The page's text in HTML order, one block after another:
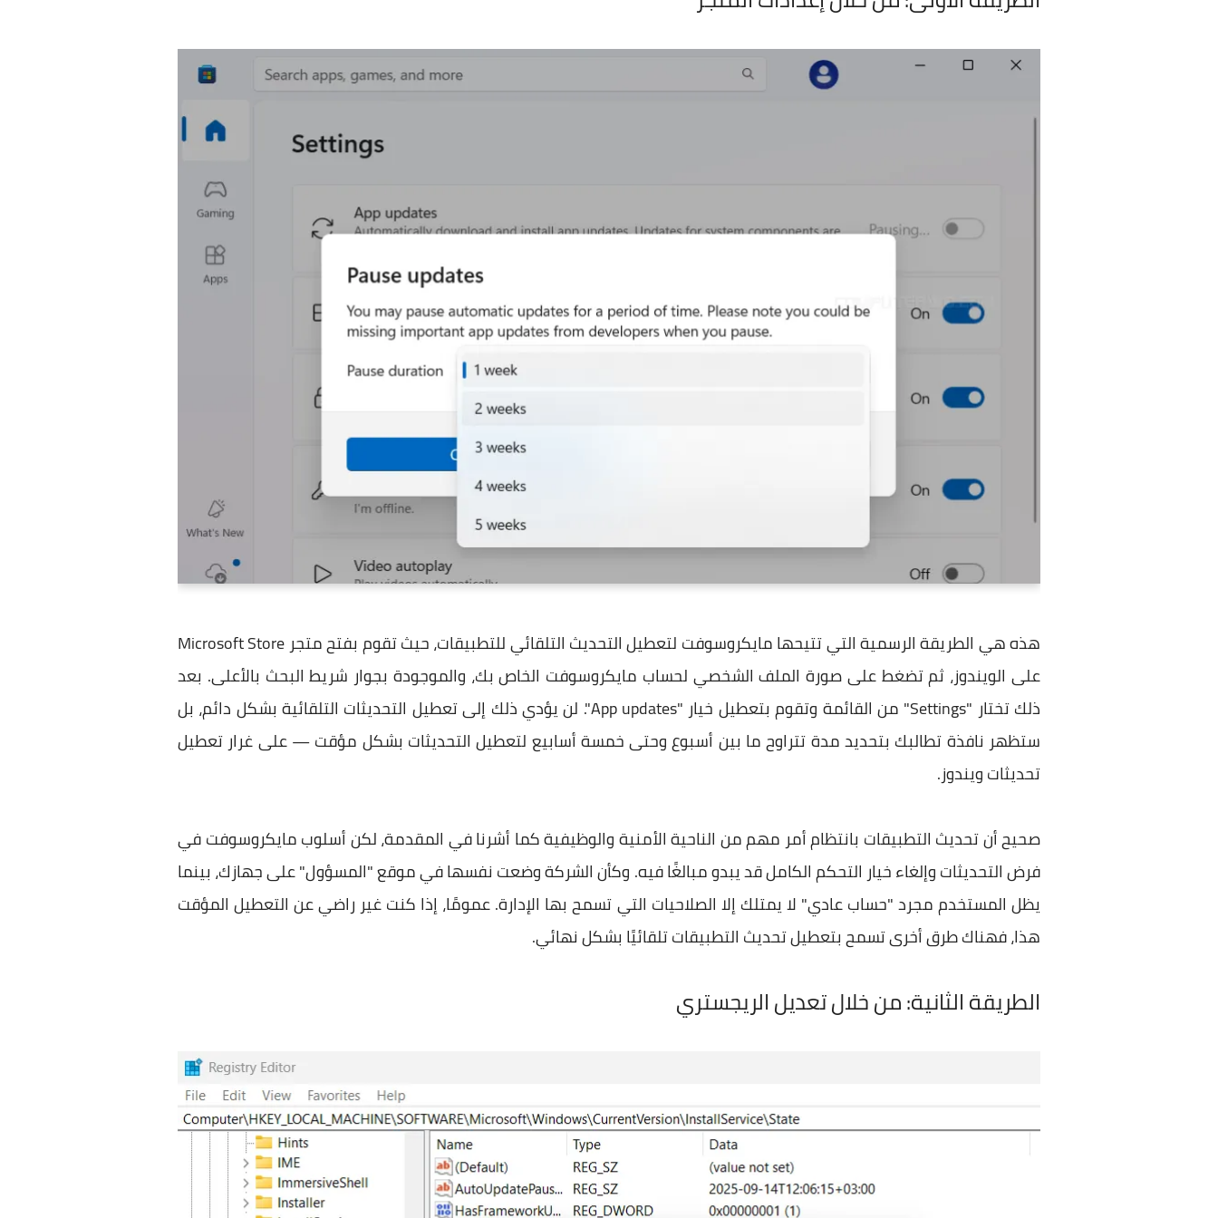
هذه هي الطريقة الرسمية التي تتيحها مايكروسوفت لتعطيل التحديث التلقائي للتطبيقات، حيث تقوم بفتح متجر Microsoft Store
على الويندوز، ثم تضغط على صورة الملف الشخصي لحساب مايكروسوفت الخاص بك، والموجودة بجوار شريط البحث بالأعلى. بعد
ذلك تختار "Settings" من القائمة وتقوم بتعطيل خيار "App updates". لن يؤدي ذلك إلى تعطيل التحديثات التلقائية بشكل دائم، بل
ستظهر نافذة تطالبك بتحديد مدة تتراوح ما بين أسبوع وحتى خمسة أسابيع لتعطيل التحديثات بشكل مؤقت — على غرار تعطيل
تحديثات ويندوز.
صحيح أن تحديث التطبيقات بانتظام أمر مهم من الناحية الأمنية والوظيفية كما أشرنا في المقدمة، لكن أسلوب مايكروسوفت في
فرض التحديثات وإلغاء خيار التحكم الكامل قد يبدو مبالغًا فيه. وكأن الشركة وضعت نفسها في موقع "المسؤول" على جهازك، بينما
يظل المستخدم مجرد "حساب عادي" لا يمتلك إلا الصلاحيات التي تسمح بها الإدارة. عمومًا، إذا كنت غير راضي عن التعطيل المؤقت
هذا، فهناك طرق أخرى تسمح بتعطيل تحديث التطبيقات تلقائيًا بشكل نهائي.
الطريقة الثانية: من خلال تعديل الريجستري